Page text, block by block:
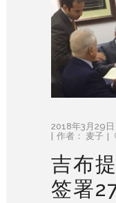
2018年3月29日
作者： 麦子
吉布
签署